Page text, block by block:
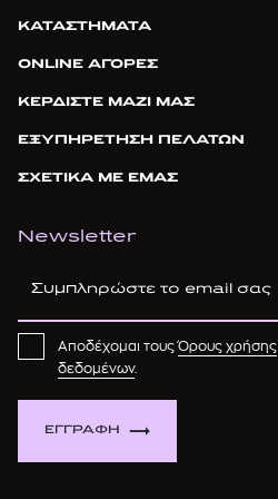
ΚΑΤΑΣΤΗΜΑΤΑ
ONLINE ΑΓΟΡΕΣ
ΚΕΡΔΙΣΤΕ ΜΑΖΙ ΜΑΣ
ΕΞΥΠΗΡΕΤΗΣΗ ΠΕΛΑΤΩΝ
ΣΧΕΤΙΚΑ ΜΕ ΕΜΑΣ
Newsletter
ΕΓΓΡΑΦΗ
Αποδέχομαι τουςΌρους χρήσης
δεδομένων.